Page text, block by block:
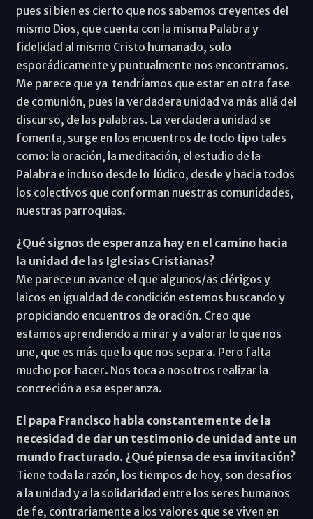
pues si bien es cierto que nos sabemos creyentes del
mismo Dios, que cuenta con la misma Palabra y
fidelidad al mismo Cristo humanado, solo
esporádicamente y puntualmente nos encontramos.
Me parece que ya tendríamos que estar en otra fase
de comunión, pues la verdadera unidad va más allá del
discurso, de las palabras. La verdadera unidad se
fomenta, surge en los encuentros de todo tipo tales
como: la oración, la meditación, el estudio de la
Palabra e incluso desde lo lúdico, desde y hacia todos
los colectivos que conforman nuestras comunidades,
nuestras parroquias.
¿Qué signos de esperanza hay en el camino hacia
la unidad de las Iglesias Cristianas?
Me parece un avance el que algunos/as clérigos y
laicos en igualdad de condición estemos buscando y
propiciando encuentros de oración. Creo que
estamos aprendiendo a mirar y a valorar lo que nos
une, que es más que lo que nos separa. Pero falta
mucho por hacer. Nos toca a nosotros realizar la
concreción a esa esperanza.
El papa Francisco habla constantemente de la
necesidad de dar un testimonio de unidad ante un
mundo fracturado. ¿Qué piensa de esa invitación?
Tiene toda la razón, los tiempos de hoy, son desafíos
a la unidad y a la solidaridad entre los seres humanos
de fe, contrariamente a los valores que se viven en